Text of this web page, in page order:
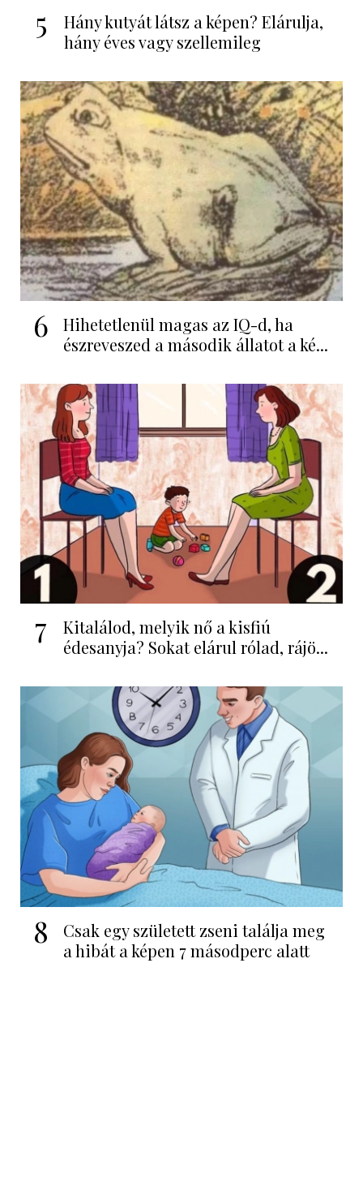
5
Hány kutyát látsz a képen? Elárulja,
hány éves vagy szellemileg
6
Hihetetlenül magas az IQ-d, ha
észreveszed a második állatot a ké...
7
Kitalálod, melyik nő a kisfiú
édesanyja? Sokat elárul rólad, rájö...
8
Csak egy született zseni találja meg
a hibát a képen 7 másodperc alatt